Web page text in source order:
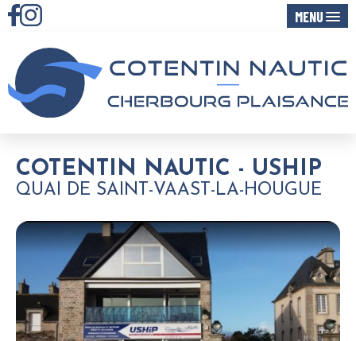
MENU
COTENTIN NAUTIC - USHIP
QUAI DE SAINT-VAAST-LA-HOUGUE